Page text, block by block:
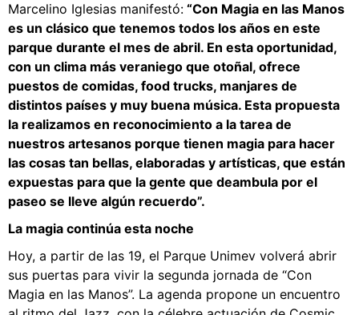
Marcelino Iglesias manifestó: “Con Magia en las Manos
es un clásico que tenemos todos los años en este
parque durante el mes de abril. En esta oportunidad,
con un clima más veraniego que otoñal, ofrece
puestos de comidas, food trucks, manjares de
distintos países y muy buena música. Esta propuesta
la realizamos en reconocimiento a la tarea de
nuestros artesanos porque tienen magia para hacer
las cosas tan bellas, elaboradas y artísticas, que están
expuestas para que la gente que deambula por el
paseo se lleve algún recuerdo”.
La magia continúa esta noche
Hoy, a partir de las 19, el Parque Unimev volverá abrir
sus puertas para vivir la segunda jornada de “Con
Magia en las Manos”. La agenda propone un encuentro